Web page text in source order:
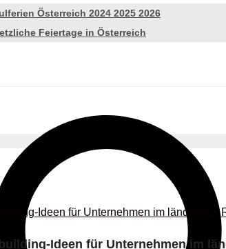
Österreich 2024 2025 2026
Feiertage in Österreich
Ideen für Unternehmen im